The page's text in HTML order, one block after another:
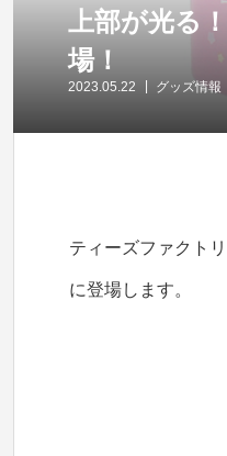
上部が光る
場！
2023.05.22 グッズ情報
ティーズファクト
に登場します。